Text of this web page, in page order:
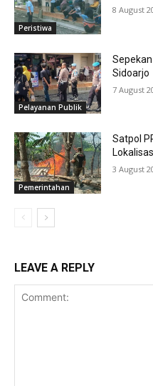
Peristiwa
8 August
Pelayanan Publik
Sidoarjo
7 August
Pemerintahan
Satpol
3 August
LEAVE A REPLY